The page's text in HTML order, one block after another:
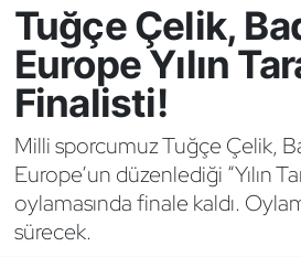
Tuğçe Çelik,
Europe Yılın
Finalisti!
Milli sporcumuz Tuğçe Çelik,
Europe’un düzenlediği “Yılın
oylamasında finale kaldı.
sürecek.
Binicilik
Bisiklet
Bocce Bowling Dart
Boks
Briç